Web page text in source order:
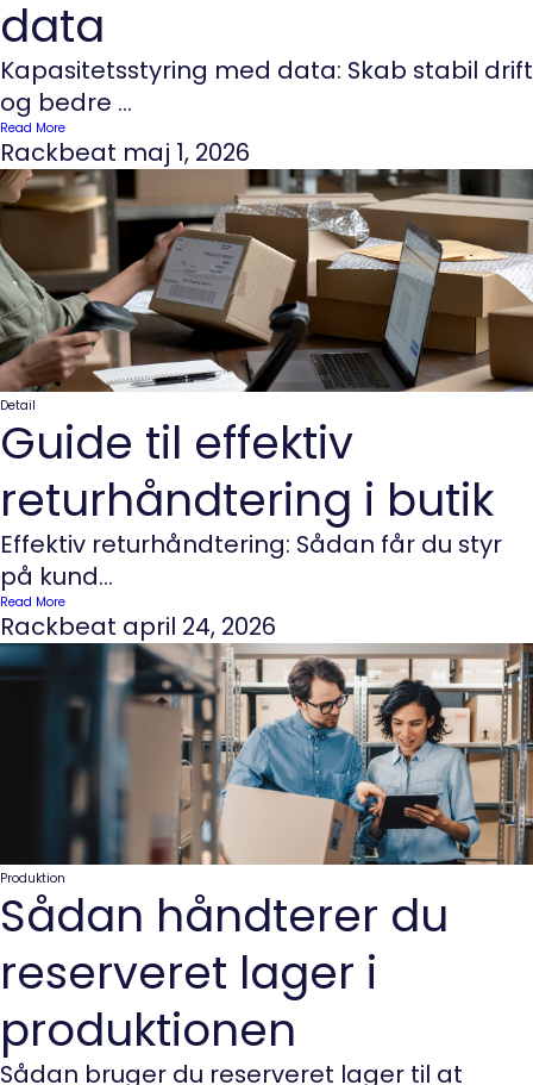
data
Kapasitetsstyring med data: Skab stabil drift
og bedre ...
Read More
Rackbeat maj 1, 2026
Detail
Guide til effektiv
returhåndtering i butik
Effektiv returhåndtering: Sådan får du styr
på kund...
Read More
Rackbeat april 24, 2026
Produktion
Sådan håndterer du
reserveret lager i
produktionen
Sådan bruger du reserveret lager til at